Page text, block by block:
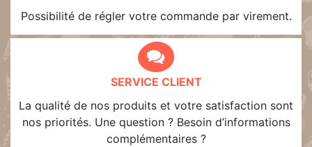
Possibilité de régler votre commande par virement.
SERVICE CLIENT
La qualité de nos produits et votre satisfaction sont
nos priorités. Une question ? Besoin d’informations
complémentaires ?